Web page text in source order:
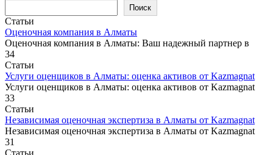
Поиск
Статьи
Оценочная компания в Алматы
Оценочная компания в Алматы: Ваш надежный партнер в
34
Статьи
Услуги оценщиков в Алматы: оценка активов от Kazmagnat
Услуги оценщиков в Алматы: оценка активов от Kazmagnat
33
Статьи
Независимая оценочная экспертиза в Алматы от Kazmagnat
Независимая оценочная экспертиза в Алматы от Kazmagnat
31